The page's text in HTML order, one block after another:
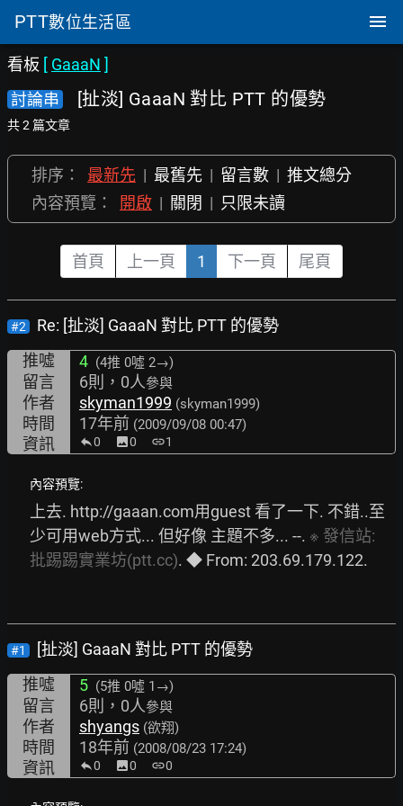
PTT數位生活區
看板 [ GaaaN ]
討論串
[扯淡] GaaaN 對比 PTT 的優勢
共 2 篇文章
排序： 最新先 | 最舊先 | 留言數 | 推文總分
內容預覽：
開啟 | 關閉 | 只限未讀
首頁 上一頁 1 下一頁 尾頁
#2
Re: [扯淡] GaaaN 對比 PTT 的優勢
推噓
4 (4推 0噓 2→)
留言 6則，0人參與
作者 skyman1999 (skyman1999)
時間 17年前 (2009/09/08 00:47)
資訊 0 image0 link1
內容預覽:
上去. http://gaaan.com用guest 看了一下. 不錯..至
少可用web方式... 但好像 主題不多... --. ※ 發信站:
批踢踢實業坊(ptt.cc). ◆ From: 203.69.179.122.
#1
[扯淡] GaaaN 對比 PTT 的優勢
推噓
5 (5推 0噓 1→)
留言 6則，0人參與
作者 shyangs (欲翔)
時間 18年前 (2008/08/23 17:24)
資訊 0 image0 link0